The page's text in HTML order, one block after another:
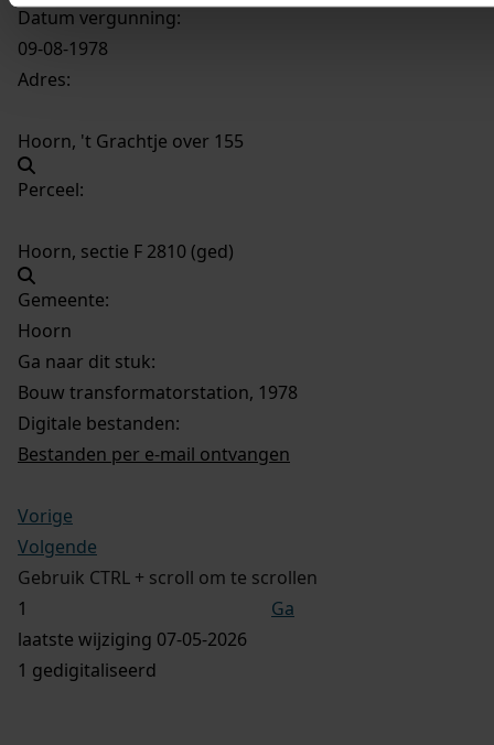
Datum vergunning:
09-08-1978
Adres:
Hoorn, 't Grachtje over 155
Perceel:
Hoorn, sectie F 2810 (ged)
Gemeente:
Hoorn
Ga naar dit stuk:
Bouw transformatorstation, 1978
Digitale bestanden:
Bestanden per e-mail ontvangen
Vorige
Volgende
Gebruik CTRL + scroll om te scrollen
Ga
laatste wijziging 07-05-2026
1 gedigitaliseerd